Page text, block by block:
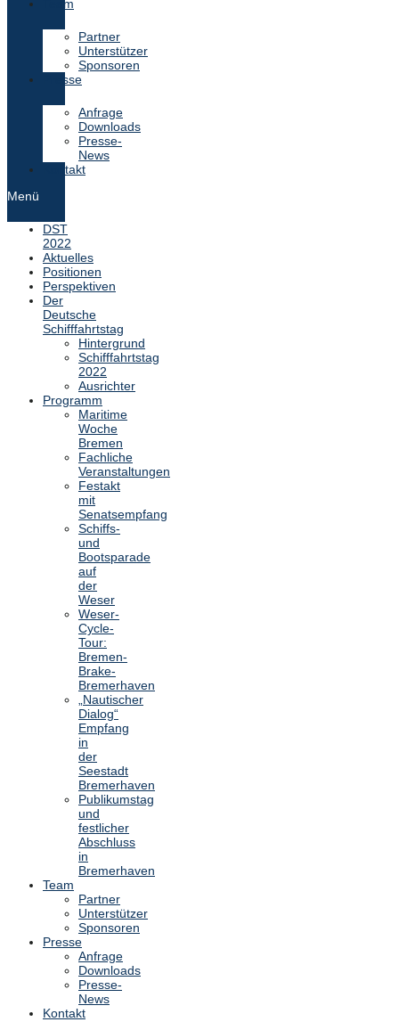
Team
Partner
Unterstützer
Sponsoren
Presse
Anfrage
Downloads
Presse-
News
Kontakt
Menü
DST
2022
Aktuelles
Positionen
Perspektiven
Der
Deutsche
Schifffahrtstag
Hintergrund
Schifffahrtstag
2022
Ausrichter
Programm
Maritime
Woche
Bremen
Fachliche
Veranstaltungen
Festakt
mit
Senatsempfang
Schiffs-
und
Bootsparade
auf
der
Weser
Weser-
Cycle-
Tour:
Bremen-
Brake-
Bremerhaven
„Nautischer
Dialog“
Empfang
in
der
Seestadt
Bremerhaven
Publikumstag
und
festlicher
Abschluss
in
Bremerhaven
Team
Partner
Unterstützer
Sponsoren
Presse
Anfrage
Downloads
Presse-
News
Kontakt